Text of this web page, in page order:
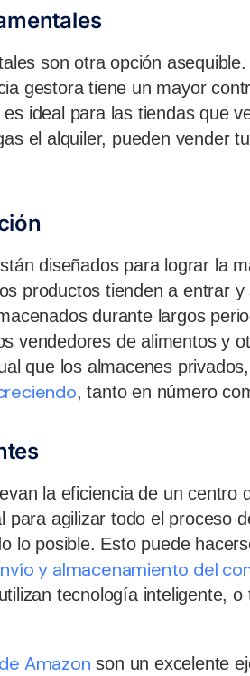
son otra opción
gestora tiene un mayor
ideal para las tiendas que
el alquiler, pueden vender
diseñados para lograr la
productos tienden a entrar
durante largos
vendedores de alimentos y
que los almacenes privados,
, tanto en número
la eficiencia de un centro
para agilizar todo el proceso
lo posible. Esto puede
y almacenamiento del
tecnología inteligente,
Amazon son un excelente